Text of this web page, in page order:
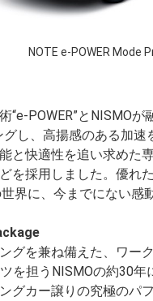
NOTE e-POWER Mode
“e-POWER”とNISMO
し、高揚感のある加速
と快適性を追い求めた
を採用しました。優れ
界に、今までにない感
グを兼ね備えた、ワー
を担うNISMOの約30
グカー譲りの究極のパ